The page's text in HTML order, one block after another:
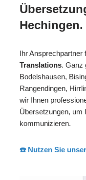
Hechingen.
Ihr Ansprechpartner
Translations. Ganz
Bodelshausen,
Rangendingen,
wir Ihnen
Übersetzungen, um
kommunizieren.
☎️ Nutzen Sie